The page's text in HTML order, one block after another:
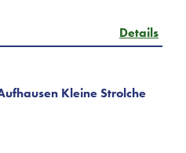
Details
Kleine Strolche